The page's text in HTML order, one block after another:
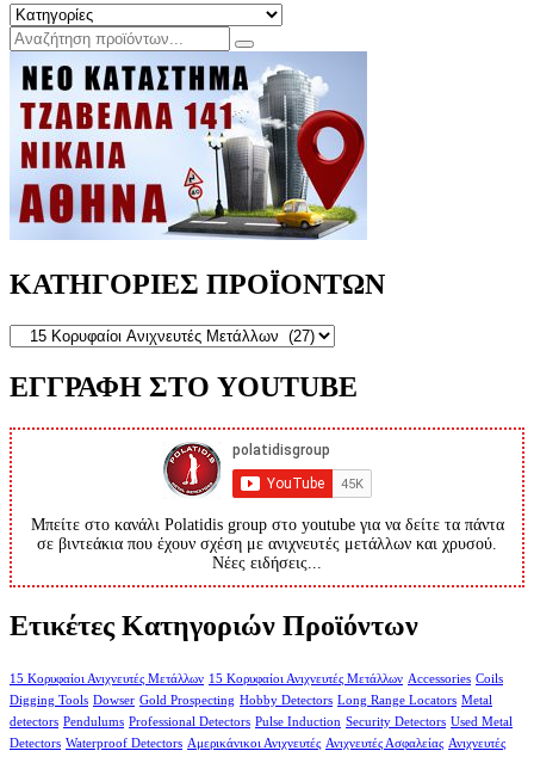
ΚΑΤΗΓΟΡΙΕΣ ΠΡΟΪΟΝΤΩΝ
ΕΓΓΡΑΦΗ ΣΤΟ YOUTUBE
Μπείτε στο κανάλι Polatidis group στο youtube για να δείτε τα πάντα
σε βιντεάκια που έχουν σχέση με ανιχνευτές μετάλλων και χρυσού.
Νέες ειδήσεις...
Ετικέτες Κατηγοριών Προϊόντων
15 Κορυφαίοι Ανιχνευτές Μετάλλων 15 Κορυφαίοι Ανιχνευτές Μετάλλων Accessories Coils
Digging Tools Dowser Gold Prospecting Hobby Detectors Long Range Locators Metal
detectors Pendulums Professional Detectors Pulse Induction Security Detectors Used Metal
Detectors Waterproof Detectors Αμερικάνικοι Ανιχνευτές Ανιχνευτές Ασφαλείας Ανιχνευτές